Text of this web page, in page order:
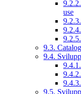
use
9.3.
9.4.
9.5.